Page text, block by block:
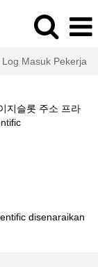
Log Masuk Pekerja
지슬롯 주소 프라
(halaman
disenaraikan